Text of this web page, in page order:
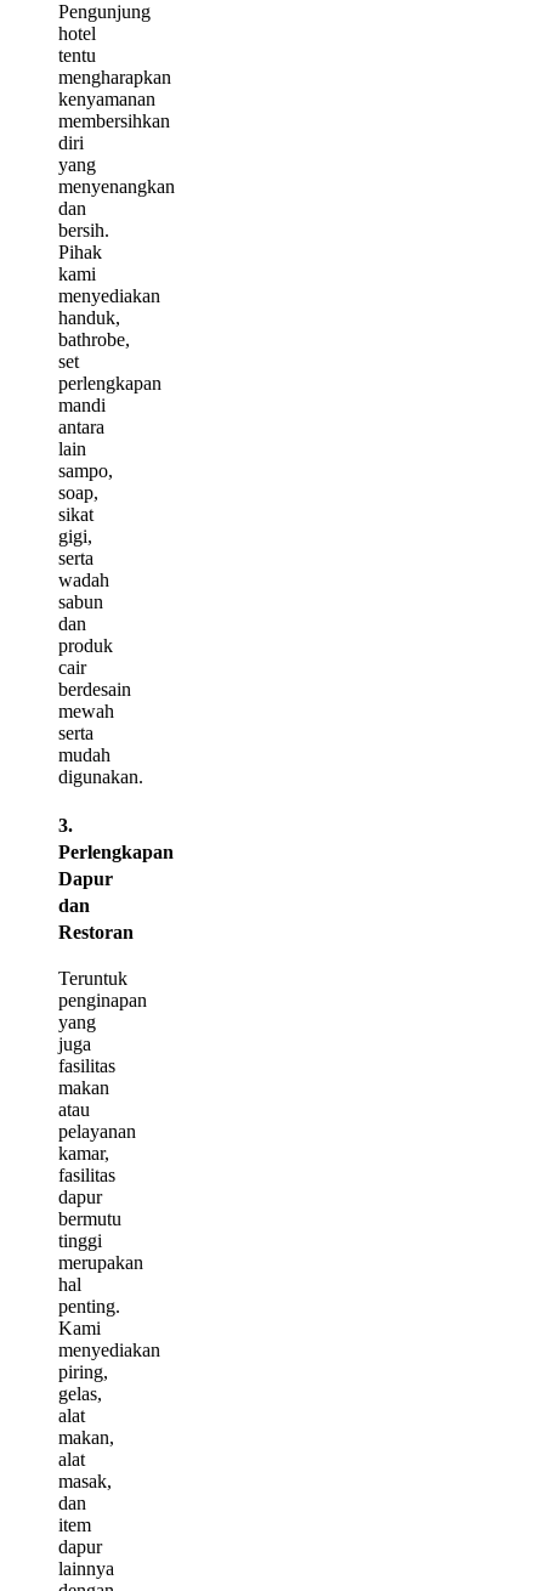
Pengunjung
hotel
tentu
mengharapkan
kenyamanan
membersihkan
diri
yang
menyenangkan
dan
bersih.
Pihak
kami
menyediakan
handuk,
bathrobe,
set
perlengkapan
mandi
antara
lain
sampo,
soap,
sikat
gigi,
serta
wadah
sabun
dan
produk
cair
berdesain
mewah
serta
mudah
digunakan.
3.
Perlengkapan
Dapur
dan
Restoran
Teruntuk
penginapan
yang
juga
fasilitas
makan
atau
pelayanan
kamar,
fasilitas
dapur
bermutu
tinggi
merupakan
hal
penting.
Kami
menyediakan
piring,
gelas,
alat
makan,
alat
masak,
dan
item
dapur
lainnya